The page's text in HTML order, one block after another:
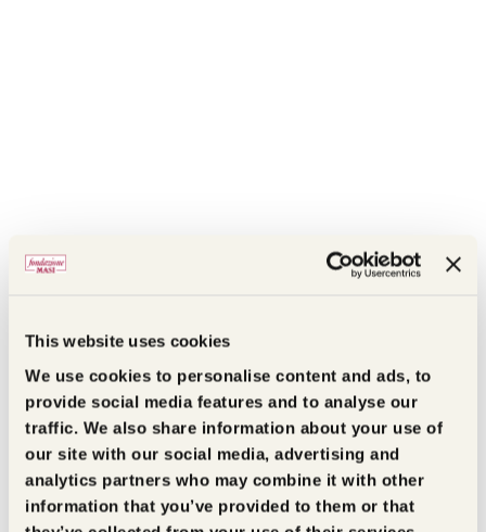
This website uses cookies
We use cookies to personalise content and ads, to
provide social media features and to analyse our
traffic. We also share information about your use of
our site with our social media, advertising and
analytics partners who may combine it with other
information that you’ve provided to them or that